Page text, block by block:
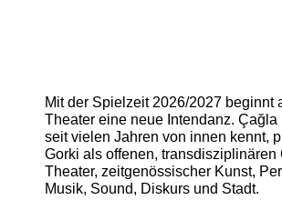
Mit der Spielzeit 2026/2027 beginnt
Theater eine neue Intendanz.
seit vielen Jahren von innen kennt,
Gorki als offenen, transdisziplinären
Theater, zeitgenössischer Kunst,
Musik, Sound, Diskurs und Stadt.